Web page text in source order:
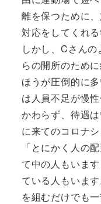
離を保つために
対応をしてくれ
しかし、Cさん
らの開所のため
ほうが圧倒的に
は人員不足が慢
かわらず、待遇
に来てのコロナシ
「とにかく人の
て中の人もいま
ている人もいま
を組むだけでも